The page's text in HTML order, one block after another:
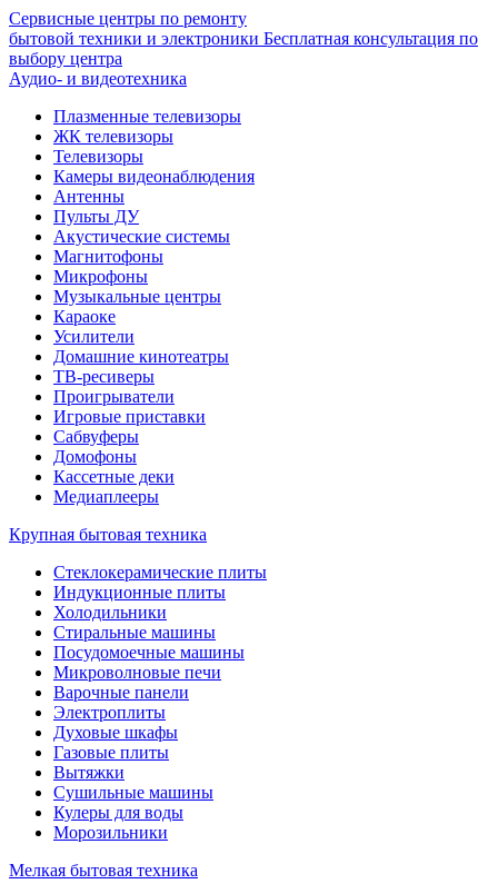
Сервисные центры по ремонту
бытовой техники и электроники Бесплатная консультация по
выбору центра
Аудио- и видеотехника
Плазменные телевизоры
ЖК телевизоры
Телевизоры
Камеры видеонаблюдения
Антенны
Пульты ДУ
Акустические системы
Магнитофоны
Микрофоны
Музыкальные центры
Караоке
Усилители
Домашние кинотеатры
ТВ-ресиверы
Проигрыватели
Игровые приставки
Сабвуферы
Домофоны
Кассетные деки
Медиаплееры
Крупная бытовая техника
Стеклокерамические плиты
Индукционные плиты
Холодильники
Стиральные машины
Посудомоечные машины
Микроволновые печи
Варочные панели
Электроплиты
Духовые шкафы
Газовые плиты
Вытяжки
Сушильные машины
Кулеры для воды
Морозильники
Мелкая бытовая техника